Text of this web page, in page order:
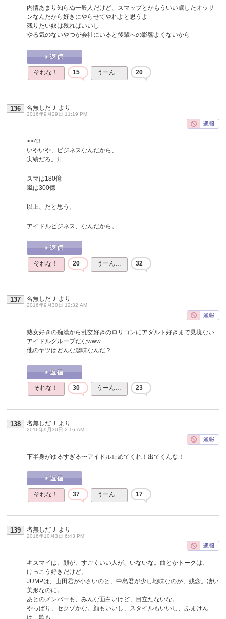
内情あまり知らぬ一般人だけど、スマップとかもういい歳したオッサ
ンなんだから好きにやらせてやれよと思うよ
残りたい奴は残ればいいし
やる気のないやつが会社にいると後輩への影響よくないから
それな！ 15 うーん… 20
136 名無しだＪ より
2016年9月29日 11:19 PM
>>43
いやいや、ビジネスなんだから、
実績だろ。汗
スマは180億
嵐は300億
以上、だと思う。
アイドルビジネス、なんだから。
それな！ 20 うーん… 32
137 名無しだＪ より
2016年9月30日 12:32 AM
熟女好きの痴漢から乱交好きのロリコンにアダルト好きまで見境ない
アイドルグループだなwww
他のヤツはどんな趣味なんだ？
それな！ 30 うーん… 23
138 名無しだＪ より
2016年9月30日 2:16 AM
下半身がゆるすぎる〜アイドル止めてくれ！出てくんな！
それな！ 37 うーん… 17
139 名無しだＪ より
2016年10月3日 6:43 PM
キスマイは、顔が、すごくいい人が、いないな。曲とかトークは、
けっこう好きだけど。
JUMPは、山田君が小さいのと、中島君が少し地味なのが、残念。凄い
美形なのに。
あとのメンバーも、みんな面白いけど、目立たないな。
やっぱり、セクゾかな。顔もいいし、スタイルもいいし、ふまけん
は、歌も